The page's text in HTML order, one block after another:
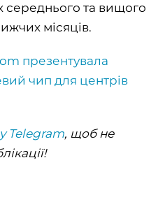
середнього та вищого
місяців.
презентувала
чип для центрів
Telegram, щоб не